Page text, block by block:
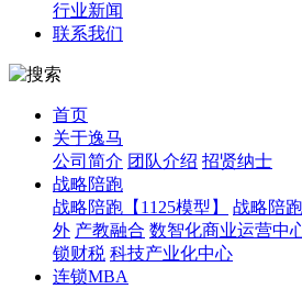
行业新闻
联系我们
首页
关于逸马
公司简介 团队介绍 招贤纳士
战略陪跑
战略陪跑【1125模型】
战略陪
外 产教融合 数智化商业运营中
锁财税 科技产业化中心
连锁MBA